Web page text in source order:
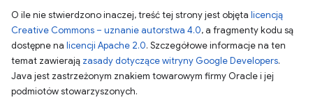
O ile nie stwierdzono inaczej, treść tej strony jest objęta licencją
Creative Commons – uznanie autorstwa 4.0, a fragmenty kodu są
dostępne na licencji Apache 2.0. Szczegółowe informacje na ten
temat zawierają zasady dotyczące witryny Google Developers.
Java jest zastrzeżonym znakiem towarowym firmy Oracle i jej
podmiotów stowarzyszonych.